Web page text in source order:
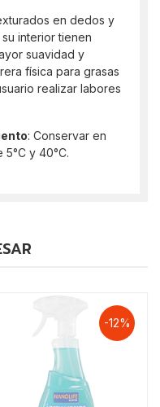
en dedos y
interior tienen
suavidad y
física para grasas
realizar labores
: Conservar en
y 40°C.
-12%